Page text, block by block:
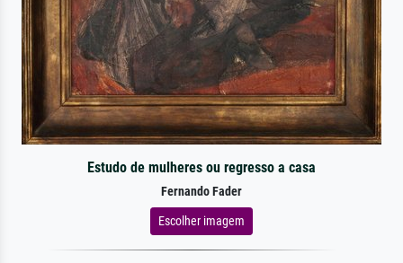
Estudo de mulheres ou regresso a casa
Fernando Fader
Escolher imagem